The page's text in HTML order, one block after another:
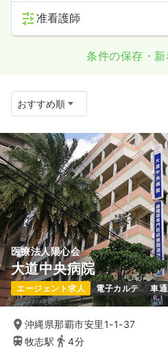
准看護師
条件の保存・
医療法人陽心会
大道中央病院
エージェント求人 電子カルテ 車
沖縄県那覇市安里1-1-37
牧志駅
4分